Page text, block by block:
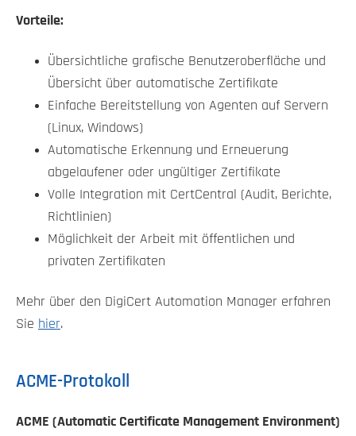
Vorteile:
Übersichtliche grafische Benutzeroberfläche und
Übersicht über automatische Zertifikate
Einfache Bereitstellung von Agenten auf Servern
(Linux, Windows)
Automatische Erkennung und Erneuerung
abgelaufener oder ungültiger Zertifikate
Volle Integration mit CertCentral (Audit, Berichte,
Richtlinien)
Möglichkeit der Arbeit mit öffentlichen und
privaten Zertifikaten
Mehr über den DigiCert Automation Manager erfahren
Sie hier.
ACME-Protokoll
ACME (Automatic Certificate Management Environment)